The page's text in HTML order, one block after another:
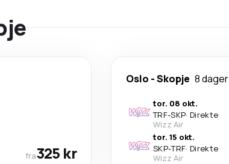
fra325 kr
Oslo -Skopje 8 dager
tor. 08 okt.
TRF-SKP· Direkte
Wizz Air
tor. 15 okt.
SKP-TRF· Direkte
Wizz Air